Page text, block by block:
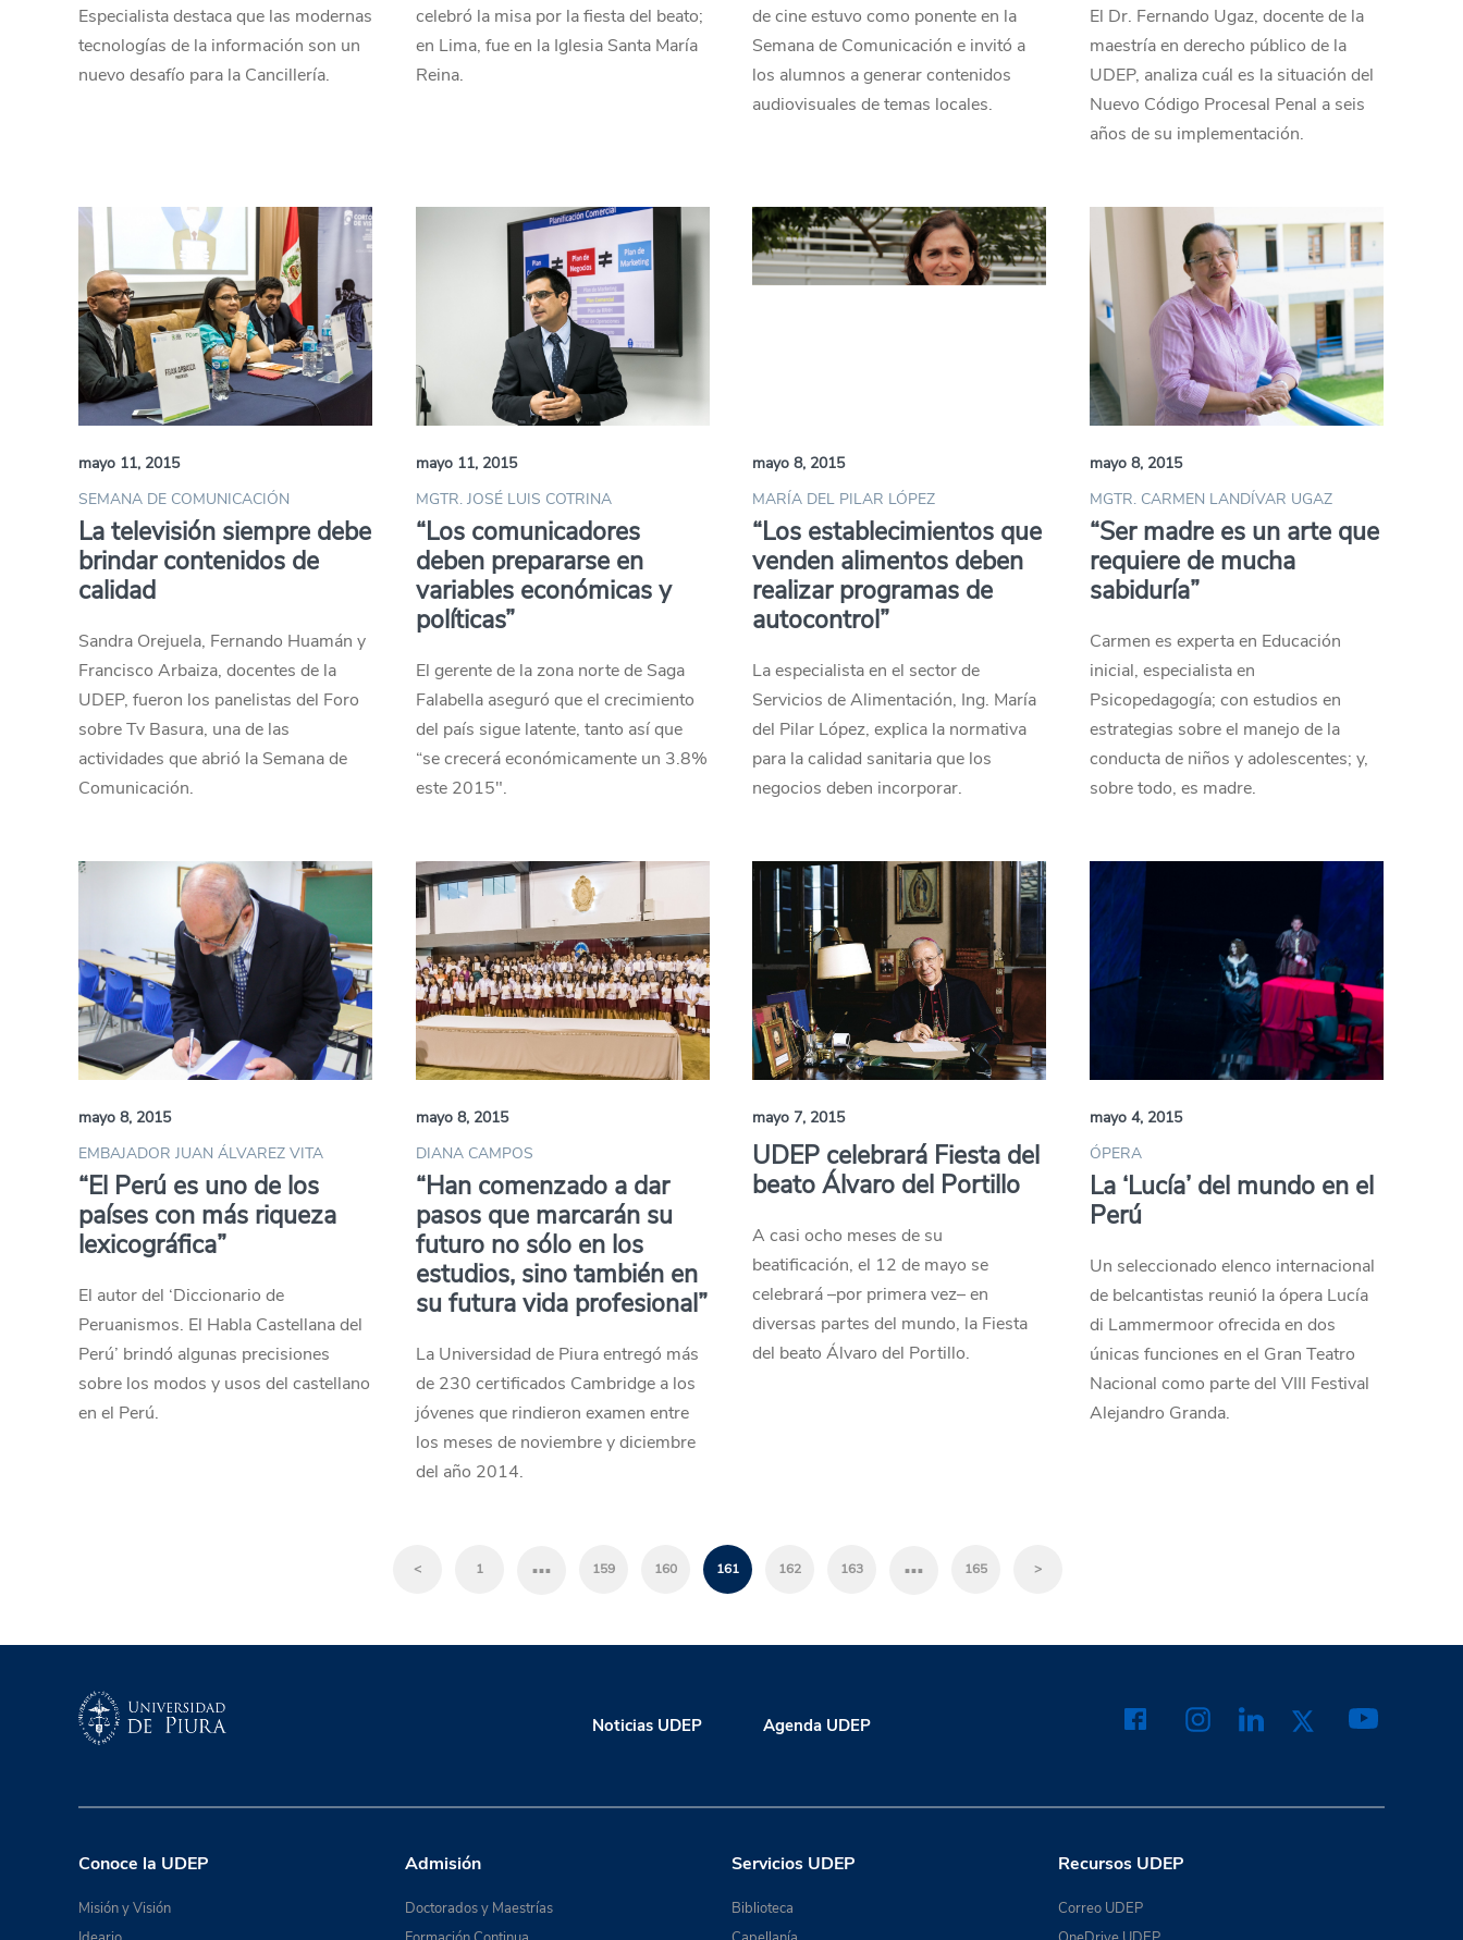
Especialista destaca que las modernas
tecnologías de la información son un
nuevo desafío para la Cancillería.
celebró la misa por la fiesta del beato;
en Lima, fue en la Iglesia Santa María
Reina.
de cine estuvo como ponente en la
Semana de Comunicación e invitó a
los alumnos a generar contenidos
audiovisuales de temas locales.
El Dr. Fernando Ugaz, docente de la
maestría en derecho público de la
UDEP, analiza cuál es la situación del
Nuevo Código Procesal Penal a seis
años de su implementación.
mayo 11, 2015
SEMANA DE COMUNICACIÓN
La televisión siempre debe
brindar contenidos de
calidad
Sandra Orejuela, Fernando Huamán y
Francisco Arbaiza, docentes de la
UDEP, fueron los panelistas del Foro
sobre Tv Basura, una de las
actividades que abrió la Semana de
Comunicación.
mayo 11, 2015
MGTR. JOSÉ LUIS COTRINA
“Los comunicadores
deben prepararse en
variables económicas y
políticas”
El gerente de la zona norte de Saga
Falabella aseguró que el crecimiento
del país sigue latente, tanto así que
“se crecerá económicamente un 3.8%
este 2015″.
mayo 8, 2015
MARÍA DEL PILAR LÓPEZ
“Los establecimientos que
venden alimentos deben
realizar programas de
autocontrol”
La especialista en el sector de
Servicios de Alimentación, Ing. María
del Pilar López, explica la normativa
para la calidad sanitaria que los
negocios deben incorporar.
mayo 8, 2015
MGTR. CARMEN LANDÍVAR UGAZ
“Ser madre es un arte que
requiere de mucha
sabiduría”
Carmen es experta en Educación
inicial, especialista en
Psicopedagogía; con estudios en
estrategias sobre el manejo de la
conducta de niños y adolescentes; y,
sobre todo, es madre.
mayo 8, 2015
EMBAJADOR JUAN ÁLVAREZ VITA
“El Perú es uno de los
países con más riqueza
lexicográfica”
El autor del ‘Diccionario de
Peruanismos. El Habla Castellana del
Perú’ brindó algunas precisiones
sobre los modos y usos del castellano
en el Perú.
mayo 8, 2015
DIANA CAMPOS
“Han comenzado a dar
pasos que marcarán su
futuro no sólo en los
estudios, sino también en
su futura vida profesional”
La Universidad de Piura entregó más
de 230 certificados Cambridge a los
jóvenes que rindieron examen entre
los meses de noviembre y diciembre
del año 2014.
mayo 7, 2015
UDEP celebrará Fiesta del
beato Álvaro del Portillo
A casi ocho meses de su
beatificación, el 12 de mayo se
celebrará –por primera vez– en
diversas partes del mundo, la Fiesta
del beato Álvaro del Portillo.
mayo 4, 2015
ÓPERA
La ‘Lucía’ del mundo en el
Perú
Un seleccionado elenco internacional
de belcantistas reunió la ópera Lucía
di Lammermoor ofrecida en dos
únicas funciones en el Gran Teatro
Nacional como parte del VIII Festival
Alejandro Granda.
< 1 … 159 160 161 162 163 … 165 >
Noticias UDEP Agenda UDEP
Conoce la UDEP
Misión y Visión
Admisión
Doctorados y Maestrías
Servicios UDEP
Biblioteca
Recursos UDEP
Correo UDEP